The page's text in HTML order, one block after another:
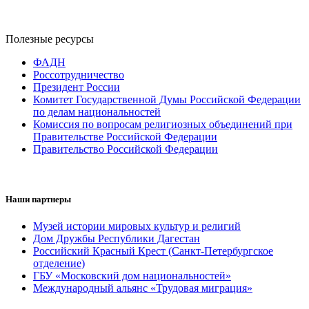
Полезные ресурсы
ФАДН
Россотрудничество
Президент России
Комитет Государственной Думы Российской Федерации
по делам национальностей
Комиссия по вопросам религиозных объединений при
Правительстве Российской Федерации
Правительство Российской Федерации
Наши партнеры
Музей истории мировых культур и религий
Дом Дружбы Республики Дагестан
Российский Красный Крест (Санкт-Петербургское
отделение)
ГБУ «Московский дом национальностей»
Международный альянс «Трудовая миграция»